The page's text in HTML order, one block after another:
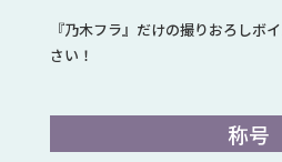
『乃木フラ』だけの撮りおろしボ
さい！
称号